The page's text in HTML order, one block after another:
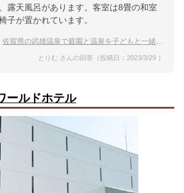
露天風呂があります。客室は8畳の和室
子が置かれています。
佐賀県の武雄温泉で庭園と温泉を子どもと一緒に楽しみたい。よい温泉宿を教えて欲しいです。
とりむ さんの回答（投稿日：2023/3/29 ）
ールドホテル